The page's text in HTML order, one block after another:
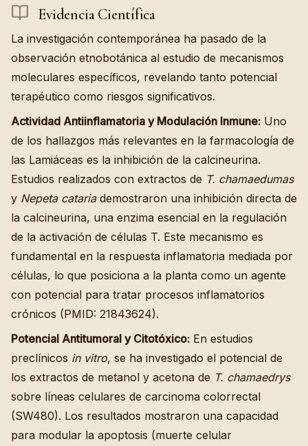
Evidencia Científica
La investigación contemporánea ha pasado de la
observación etnobotánica al estudio de mecanismos
moleculares específicos, revelando tanto potencial
terapéutico como riesgos significativos.
Actividad Antiinflamatoria y Modulación Inmune: Uno
de los hallazgos más relevantes en la farmacología de
las Lamiáceas es la inhibición de la calcineurina.
Estudios realizados con extractos de T. chamaedumas
y Nepeta catariademostraron una inhibición directa de
la calcineurina, una enzima esencial en la regulación
de la activación de células T. Este mecanismo es
fundamental en la respuesta inflamatoria mediada por
células, lo que posiciona a la planta como un agente
con potencial para tratar procesos inflamatorios
crónicos (PMID: 21843624).
Potencial Antitumoral y Citotóxico: En estudios
preclínicos in vitro, se ha investigado el potencial de
los extractos de metanol y acetona de T. chamaedrys
sobre líneas celulares de carcinoma colorrectal
(SW480). Los resultados mostraron una capacidad
para modular la apoptosis (muerte celular